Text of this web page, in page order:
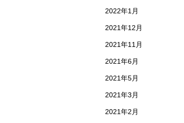
2022年1月
2021年12月
2021年11月
2021年6月
2021年5月
2021年3月
2021年2月